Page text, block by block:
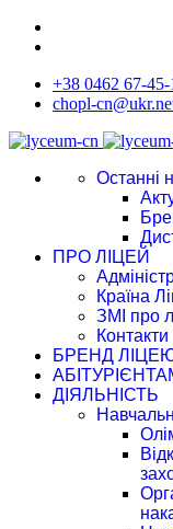
+38 0462 67-45-
chopl-
Останні
ПРО ЛІЦЕЙ
Країна
ЗМІ про
Контакти
БРЕНД
ДІЯЛЬНІСТЬ